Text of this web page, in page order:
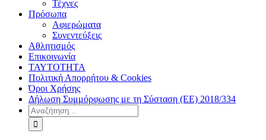
Τέχνες
Πρόσωπα
Αφιερώματα
Συνεντεύξεις
Αθλητισμός
Επικοινωνία
ΤΑΥΤΟΤΗΤΑ
Πολιτική Απορρήτου & Cookies
Όροι Χρήσης
Δήλωση Συμμόρφωσης με τη Σύσταση (ΕΕ) 2018/334
Αναζήτηση
για: